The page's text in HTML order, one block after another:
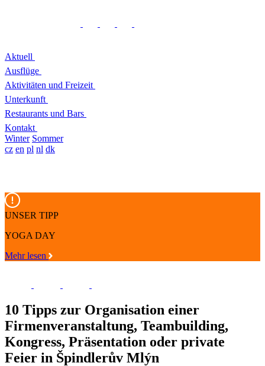
Aktuell
Ausflüge
Aktivitäten und Freizeit
Unterkunft
Restaurants und Bars
Kontakt
Winter Sommer
cz en pl nl dk
UNSER TIPP
YOGA DAY
Mehr lesen
10 Tipps zur Organisation einer
Firmenveranstaltung, Teambuilding,
Kongress, Präsentation oder private
Feier in Špindlerův Mlýn